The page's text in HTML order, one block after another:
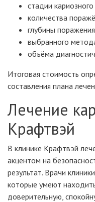
стадии
количества
глубины
выбранного
объёма
Итоговая стоимость
составления плана
Лечение
Крафтвэй
В клинике Крафтвэй
акцентом на
результат. Врачи
которые умеют
доверительную,